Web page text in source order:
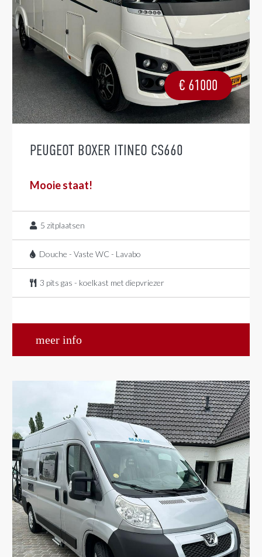
€ 61000
PEUGEOT BOXER ITINEO CS660
Mooie staat!
5 zitplaatsen
Douche - Vaste WC - Lavabo
3 pits gas - koelkast met diepvriezer
meer info